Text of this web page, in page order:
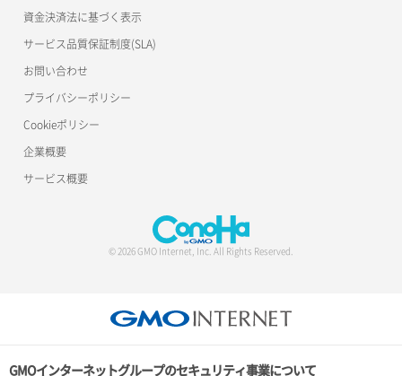
資金決済法に基づく表示
サービス品質保証制度(SLA)
お問い合わせ
プライバシーポリシー
Cookieポリシー
企業概要
サービス概要
© 2026 GMO Internet, Inc. All Rights Reserved.
GMOインターネットグループのセキュリティ事業について